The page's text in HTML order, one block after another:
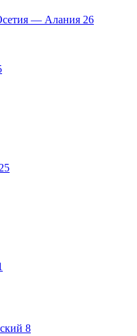
— Алания 26
25
8